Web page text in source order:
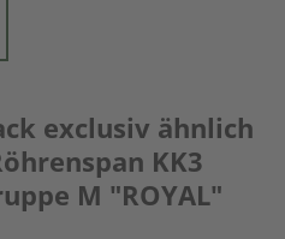
exclusiv ähnlich
KK3
M "ROYAL"